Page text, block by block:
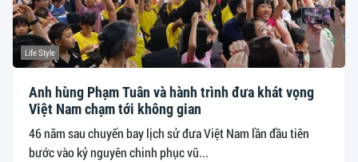
Life Style
Anh hùng Phạm Tuân và hành trình đưa khát vọng
Việt Nam chạm tới không gian
46 năm sau chuyến bay lịch sử đưa Việt Nam lần đầu tiên
bước vào kỷ nguyên chinh phục vũ...